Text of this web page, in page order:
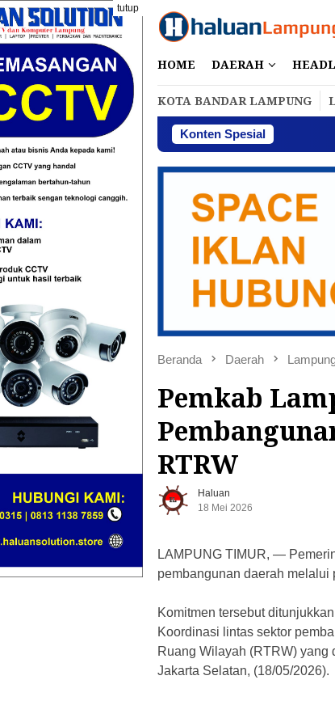
Loncat
ke
konten
tutup
HOME DAERAH
KOTA BANDAR LAMPUNG
Konten Spesial
Beranda Daerah
Pemkab
RTRW
Haluan
18 Mei 2026
LAMPUNG TIMUR, —
pembangunan daerah melalui
Komitmen tersebut
Koordinasi lintas sektor
Ruang Wilayah (RTRW) yang
Jakarta Selatan, (18/05/2026).